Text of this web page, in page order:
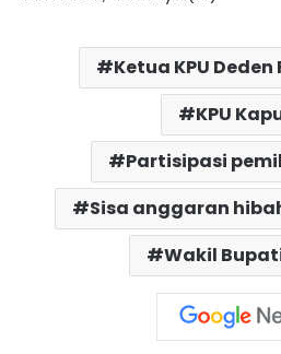
Ketua KPU
KPU
Partisipasi
Sisa anggaran
Wakil